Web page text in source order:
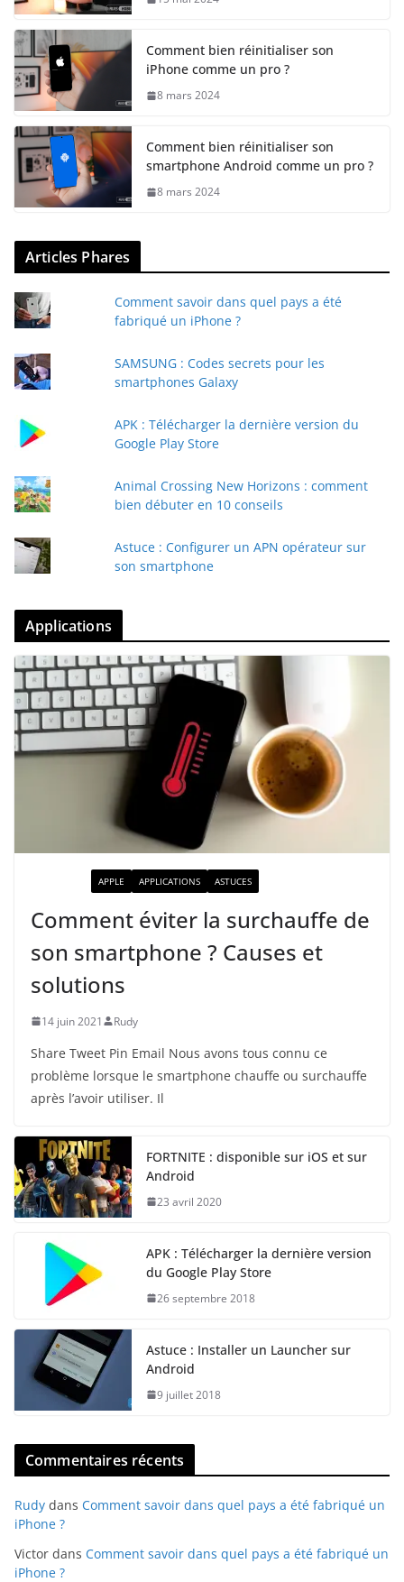
Comment bien réinitialiser son
iPhone comme un pro ?
8 mars 2024
Comment bien réinitialiser son
smartphone Android comme un pro ?
8 mars 2024
Articles Phares
Comment savoir dans quel pays a été
fabriqué un iPhone ?
SAMSUNG : Codes secrets pour les
smartphones Galaxy
APK : Télécharger la dernière version du
Google Play Store
Animal Crossing New Horizons : comment
bien débuter en 10 conseils
Astuce : Configurer un APN opérateur sur
son smartphone
Applications
APPLE APPLICATIONS ASTUCES
Comment éviter la surchauffe de
son smartphone ? Causes et
solutions
14 juin 2021 Rudy
Share Tweet Pin Email Nous avons tous connu ce
problème lorsque le smartphone chauffe ou surchauffe
après l’avoir utiliser. Il
FORTNITE : disponible sur iOS et sur
Android
23 avril 2020
APK : Télécharger la dernière version
du Google Play Store
26 septembre 2018
Astuce : Installer un Launcher sur
Android
9 juillet 2018
Commentaires récents
Rudy dans Comment savoir dans quel pays a été fabriqué un
iPhone ?
Victor dans Comment savoir dans quel pays a été fabriqué un
iPhone ?